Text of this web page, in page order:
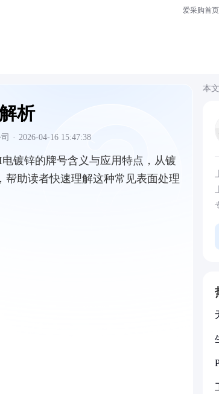
爱采购首页
析
· 2026-04-16 15:47:38
镀锌的牌号含义与应用特点，从镀
帮助读者快速理解这种常见表面处理
本